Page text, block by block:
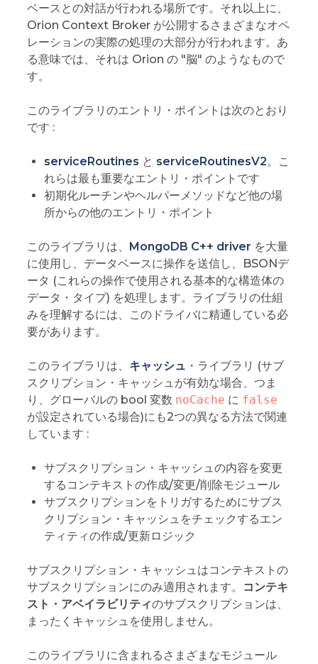
ベースとの対話が行われる場所です。それ以上に、
Orion Context Broker が公開するさまざまなオペ
レーションの実際の処理の大部分が行われます。あ
る意味では、それは Orion の "脳" のようなもので
す。
このライブラリのエントリ・ポイントは次のとおり
です :
serviceRoutines と serviceRoutinesV2。こ
れらは最も重要なエントリ・ポイントです
初期化ルーチンやヘルパーメソッドなど他の場
所からの他のエントリ・ポイント
このライブラリは、 MongoDB C++ driver を大量
に使用し、データベースに操作を送信し、BSONデ
ータ (これらの操作で使用される基本的な構造体の
データ・タイプ) を処理します。ライブラリの仕組
みを理解するには、このドライバに精通している必
要があります。
このライブラリは、 キャッシュ ・ライブラリ (サブ
スクリプション・キャッシュが有効な場合、つま
り、グローバルの bool 変数 noCache に false
が設定されている場合)にも2つの異なる方法で関連
しています :
サブスクリプション・キャッシュの内容を変更
するコンテキストの作成/変更/削除モジュール
サブスクリプションをトリガするためにサブス
クリプション・キャッシュをチェックするエン
ティティの作成/更新ロジック
サブスクリプション・キャッシュはコンテキストの
サブスクリプションにのみ適用されます。
コンテキ
スト・アベイラビリティのサブスクリプションは、
まったくキャッシュを使用しません。
このライブラリに含まれるさまざまなモジュール